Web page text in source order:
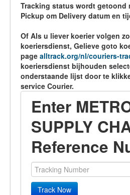
Tracking status wordt getoond
Pickup om Delivery datum en
Of Als u liever koerier volgen
koeriersdienst, Gelieve goto
page alltrack.org/nl/couriers-
koeriersdienst bijhouden
onderstaande lijst door te
service Courier.
Enter
SUPPLY
Reference
Track Now